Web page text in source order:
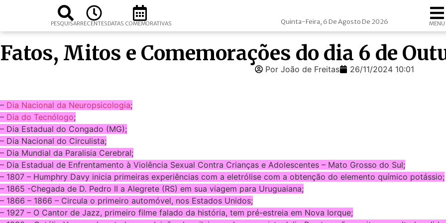
PESQUISARRECENTESDATAS COMEMORATIVAS Quinta-Feira, 6 De Agosto De 2026 MENU
Fatos, Mitos e Comemorações do dia 6 de
Por João de Freitas 26/11/2024 10:01
– Dia Nacional da Neuropsicologia;
– Dia do Tecnólogo;
– Dia Estadual do Congado (MG);
– Dia Nacional do Circulista;
– Dia Mundial da Paralisia Cerebral;
– Dia Estadual de Enfrentamento à Violência Sexual Contra Crianças e Adolescentes – Mato Grosso do Sul;
– 1807 – Humphry Davy inicia primeiras experiências com a eletrólise com a obtenção do elemento químico potássio;
– 1865 -Chegada de D. Pedro II a Alegrete (RS) em sua viagem para Uruguaiana;
– 1866 – 1866 – Circula o primeiro automóvel, nos Estados Unidos;
– 1927 – O Cantor de Jazz, primeiro filme falado da história, tem pré-estreia em Nova Iorque;